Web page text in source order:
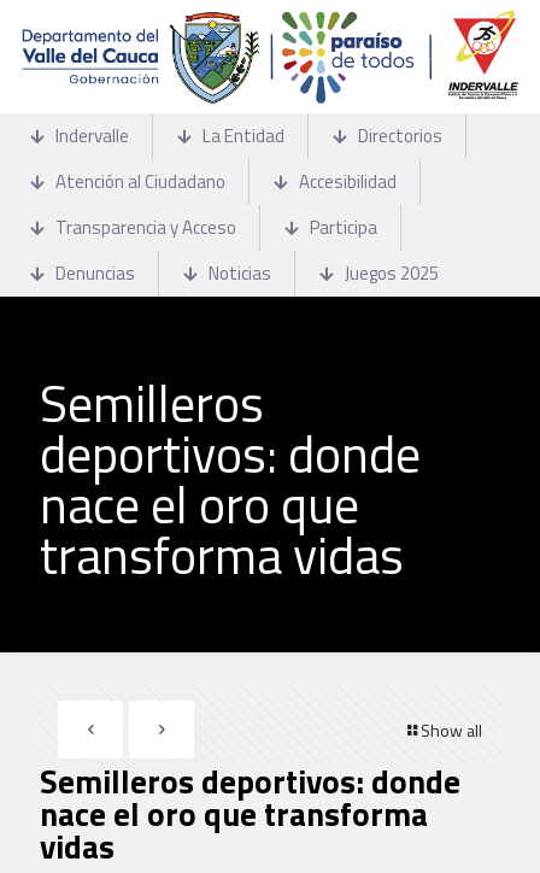
Indervalle La Entidad
Directorios
Atención al Ciudadano
Accesibilidad
Transparencia y Acceso
Participa
Denuncias
Noticias Juegos 2025
Semilleros
deportivos: donde
nace el oro que
transforma vidas
Show all
Semilleros deportivos: donde
nace el oro que transforma
vidas